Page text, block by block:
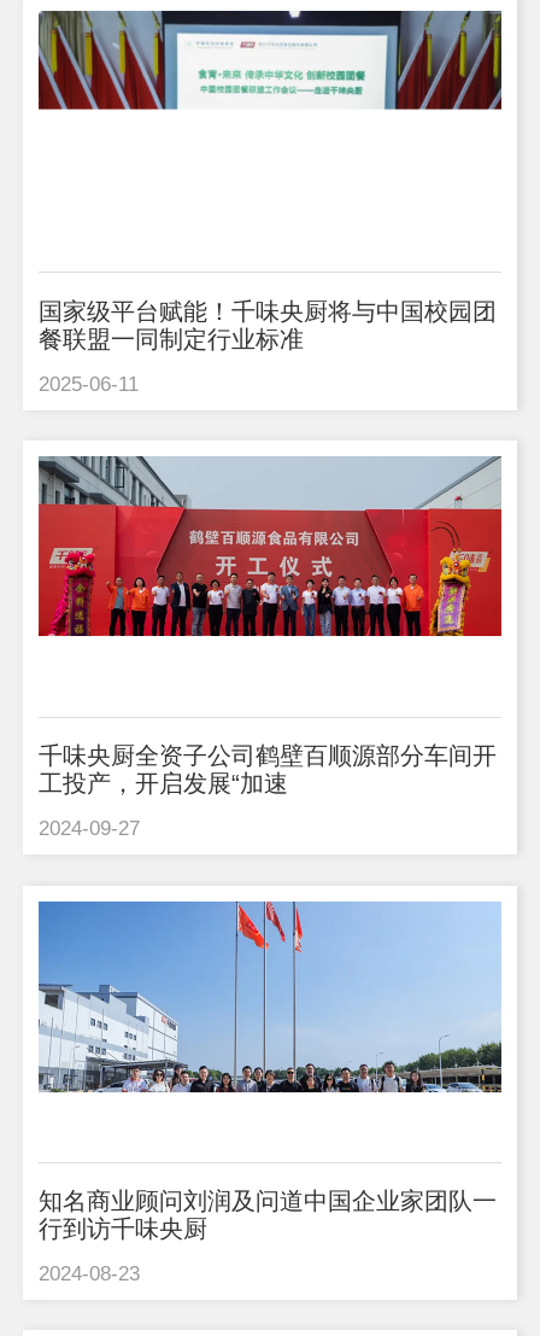
国家级平台赋能！千味央厨将与中国校园团
餐联盟一同制定行业标准
2025-06-11
千味央厨全资子公司鹤壁百顺源部分车间开
工投产，开启发展“加速
2024-09-27
知名商业顾问刘润及问道中国企业家团队一
行到访千味央厨
2024-08-23